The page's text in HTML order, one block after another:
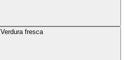
Verdura fresca